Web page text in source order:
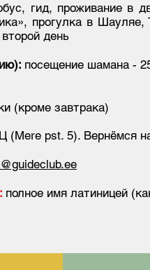
гид, проживание в
прогулка в
день
посещение шамана -
(кроме завтрака)
(Mere pst. 5). Вернёмся
полное имя латиницей